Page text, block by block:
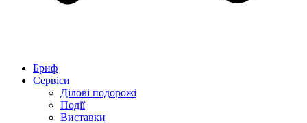
Бриф
Сервіси
Ділові подорожі
Події
Виставки